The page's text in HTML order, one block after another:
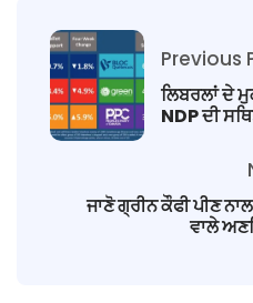
Previous
ਲਿਬਰਲਾਂ ਦੇ
NDP ਦੀ
ਜਾਣੋ ਗ੍ਰੀਨ ਕੌਫੀ ਪੀਣ
ਵਾਲੇ